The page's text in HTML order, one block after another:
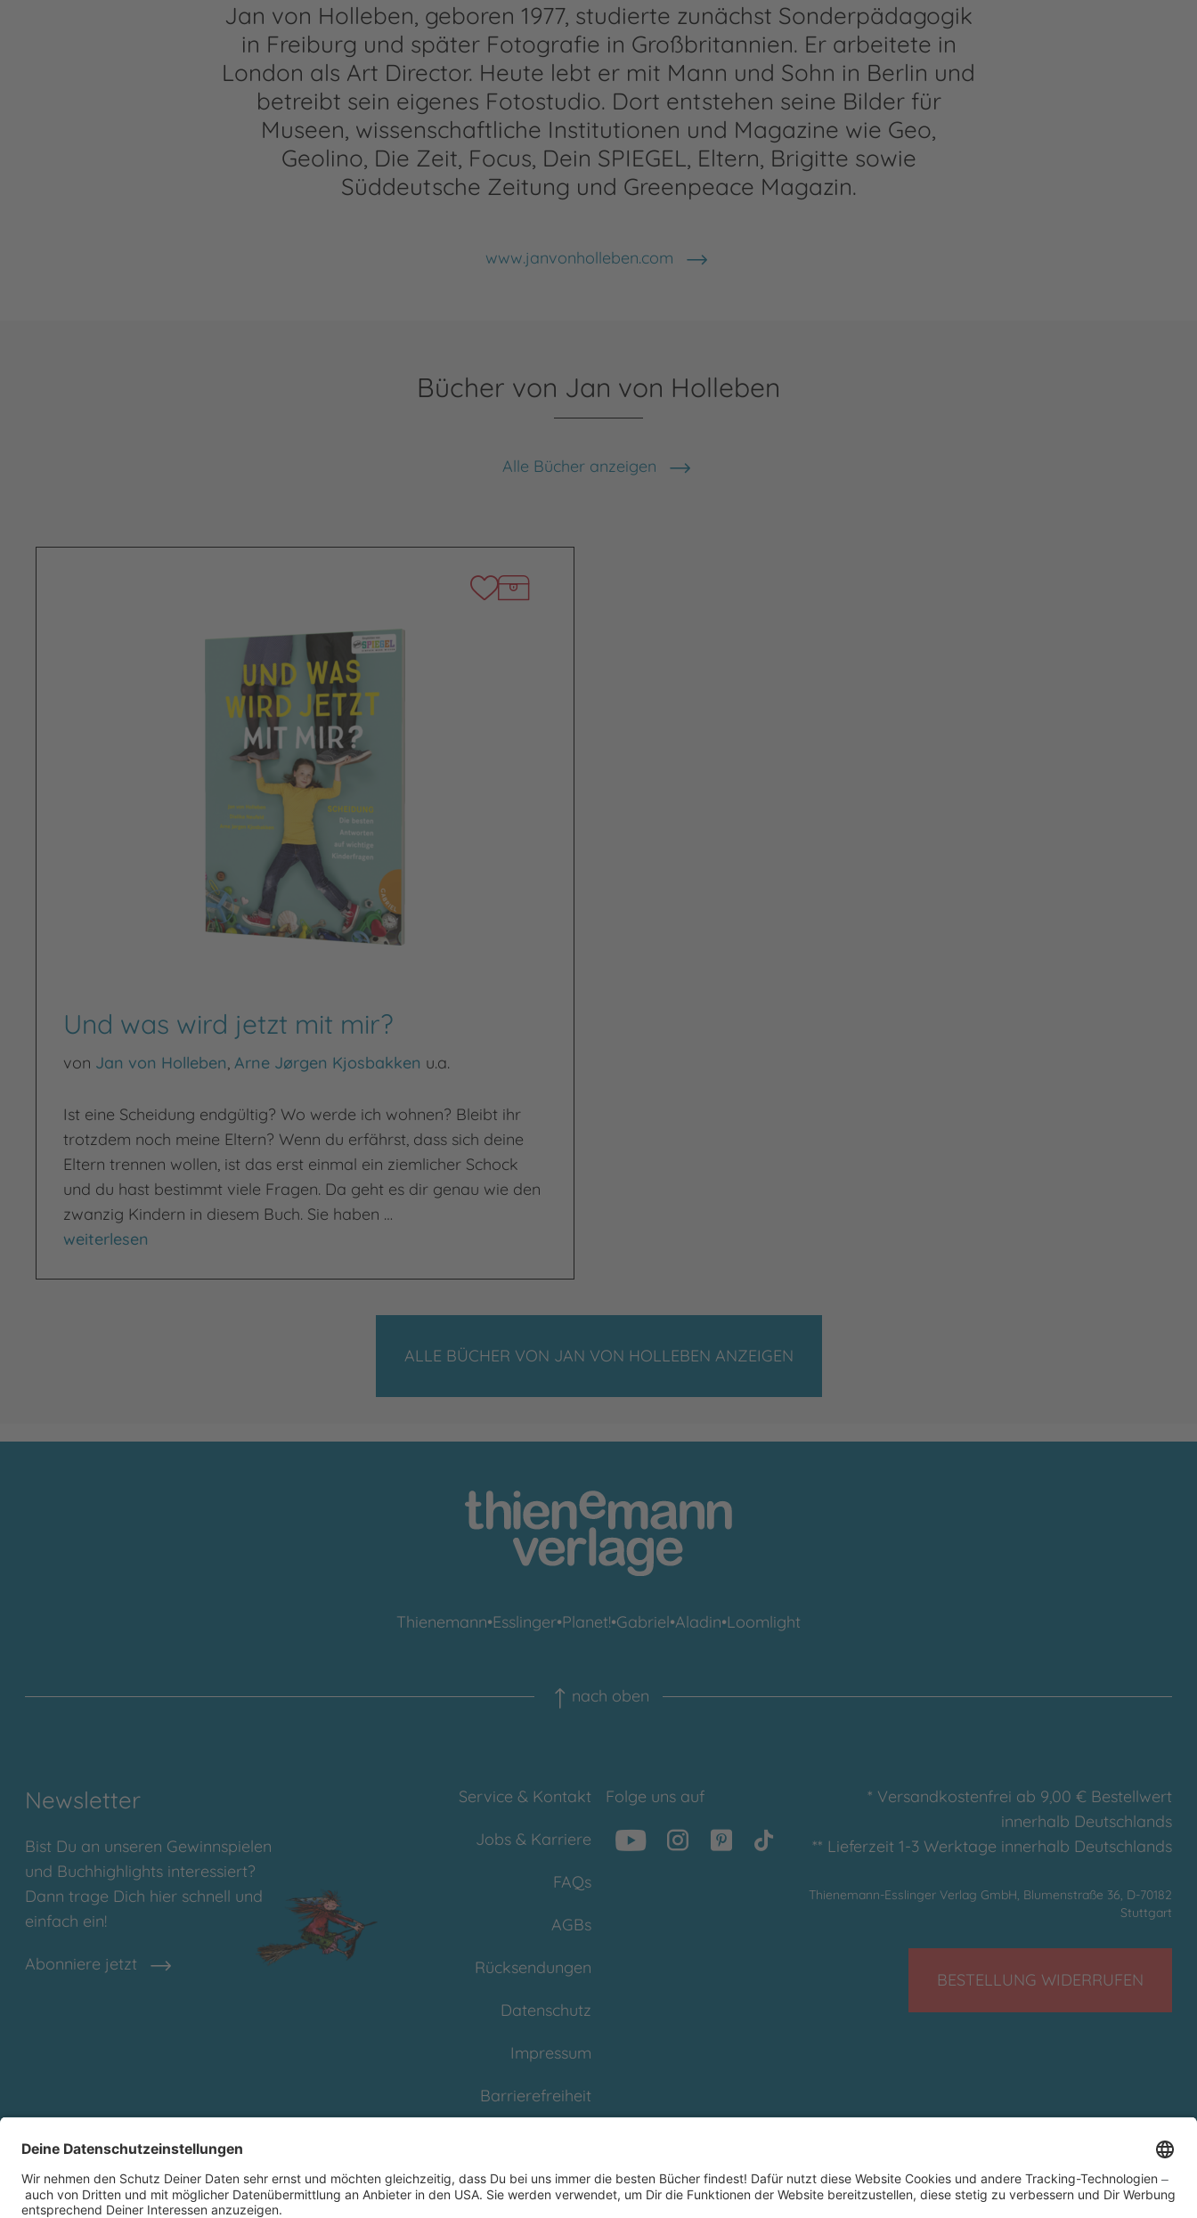
Jan von Holleben, geboren 1977, studierte zunächst Sonderpädagogik
in Freiburg und später Fotografie in Großbritannien. Er arbeitete in
London als Art Director. Heute lebt er mit Mann und Sohn in Berlin und
betreibt sein eigenes Fotostudio. Dort entstehen seine Bilder für
Museen, wissenschaftliche Institutionen und Magazine wie Geo,
Geolino, Die Zeit, Focus, Dein SPIEGEL, Eltern, Brigitte sowie
Süddeutsche Zeitung und Greenpeace Magazin.
www.janvonholleben.com
Bücher von Jan von Holleben
Alle Bücher anzeigen
Und was wird jetzt mit mir?
von Jan von Holleben, Arne Jørgen Kjosbakken u.a.
Ist eine Scheidung endgültig? Wo werde ich wohnen? Bleibt ihr
trotzdem noch meine Eltern? Wenn du erfährst, dass sich deine
Eltern trennen wollen, ist das erst einmal ein ziemlicher Schock
und du hast bestimmt viele Fragen. Da geht es dir genau wie den
zwanzig Kindern in diesem Buch. Sie haben …
Und was wird jetzt mit mir?
weiterlesen
ALLE BÜCHER VON JAN VON HOLLEBEN ANZEIGEN
Thienemann•Esslinger•Planet!•Gabriel•Aladin•Loomlight
nach oben
Newsletter
Bist Du an unseren Gewinnspielen
und Buchhighlights interessiert?
Dann trage Dich hier schnell und
einfach ein!
Abonniere jetzt
Service & Kontakt
Jobs & Karriere
FAQs
AGBs
Rücksendungen
Datenschutz
Impressum
Barrierefreiheit
Partnerprogramm
(Affiliate)
Folge uns auf
* Versandkostenfrei ab 9,00 € Bestellwert
innerhalb Deutschlands
** Lieferzeit 1-3 Werktage innerhalb Deutschlands
Thienemann-Esslinger Verlag GmbH, Blumenstraße 36, D-70182
Stuttgart
BESTELLUNG WIDERRUFEN